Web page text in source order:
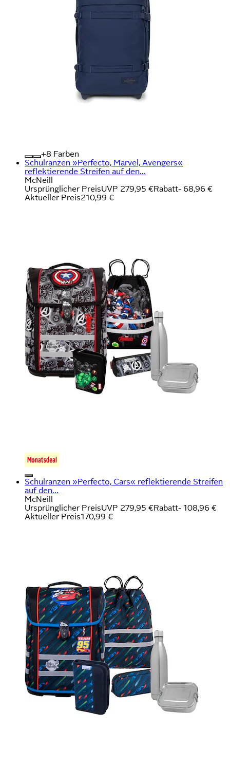
+
Farben
Schulranzen »Perfecto, Marvel, Avengers«
reflektierende Streifen auf den...
McNeill
Ursprünglicher PreisUVP 279,95 €Rabatt- 68,96 €
Aktueller Preis210,99 €
Schulranzen »Perfecto, Cars« reflektierende Streifen
auf den...
McNeill
Ursprünglicher PreisUVP 279,95 €Rabatt- 108,96 €
Aktueller Preis170,99 €